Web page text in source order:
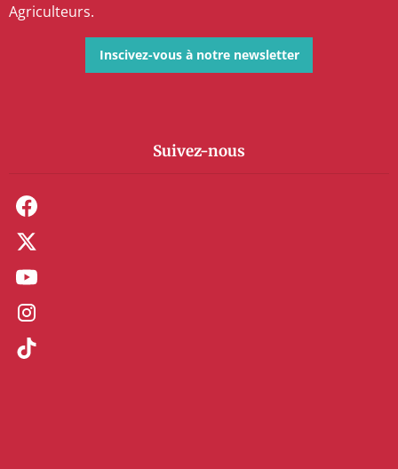
Agriculteurs.
Inscivez-vous à notre newsletter
Suivez-nous